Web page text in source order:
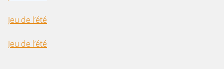
Jeu de l’été
Jeu de l’été